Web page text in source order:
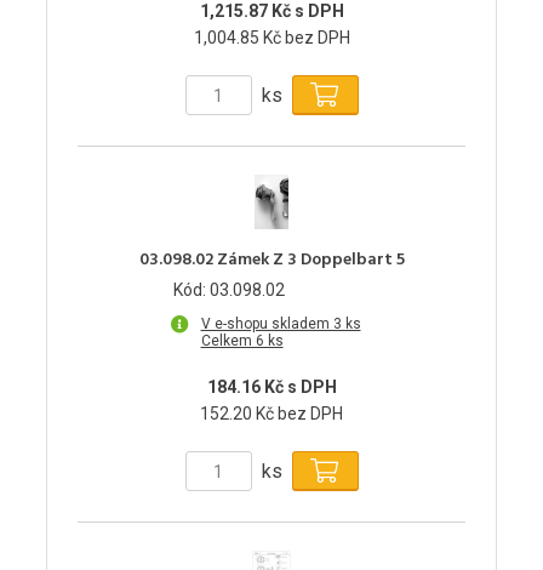
1,215.87 Kč s DPH
1,004.85 Kč bez DPH
ks
03.098.02 Zámek Z 3 Doppelbart 5
Kód: 03.098.02
V e-shopu skladem 3 ks
Celkem 6 ks
184.16 Kč s DPH
152.20 Kč bez DPH
ks